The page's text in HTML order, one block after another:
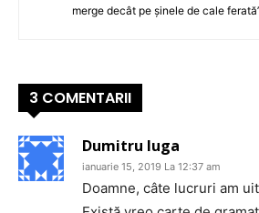
merge decât pe șinele de cale
3 COMENTARII
Dumitru Iuga
ianuarie 15, 2019 La 12:37 am
Doamne, câte lucruri am